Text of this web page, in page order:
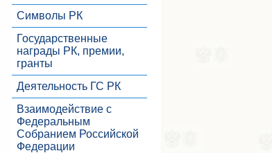
Символы РК
Государственные
награды РК, премии,
гранты
Деятельность ГС РК
Взаимодействие с
Федеральным
Собранием Российской
Федерации